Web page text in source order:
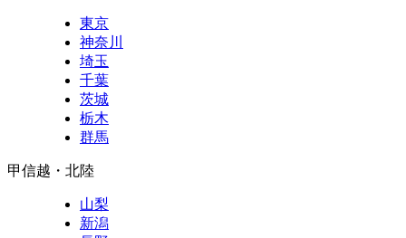
東京
神奈川
埼玉
千葉
茨城
栃木
群馬
甲信越・北陸
山梨
新潟